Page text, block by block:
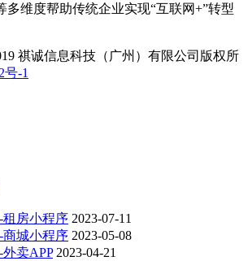
多维度帮助传统企业实现“互联网+”转型
祺诚信息科技（广州）有限公司版权所
号-1
租房小程序 2023-07-11
商城小程序 2023-05-08
卖APP 2023-04-21